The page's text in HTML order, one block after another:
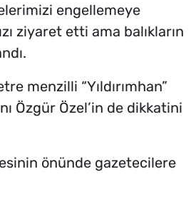
engellemeye
ziyaret etti ama balıkların
menzilli “Yıldırımhan”
Özgür Özel’in de dikkatini
önünde gazetecilere